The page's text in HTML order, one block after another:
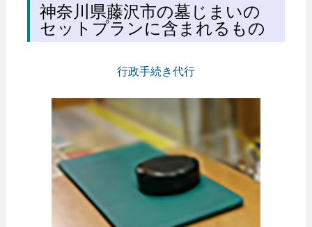
神奈川県藤沢市の墓じまいの
セットプランに含まれるもの
行政手続き代行